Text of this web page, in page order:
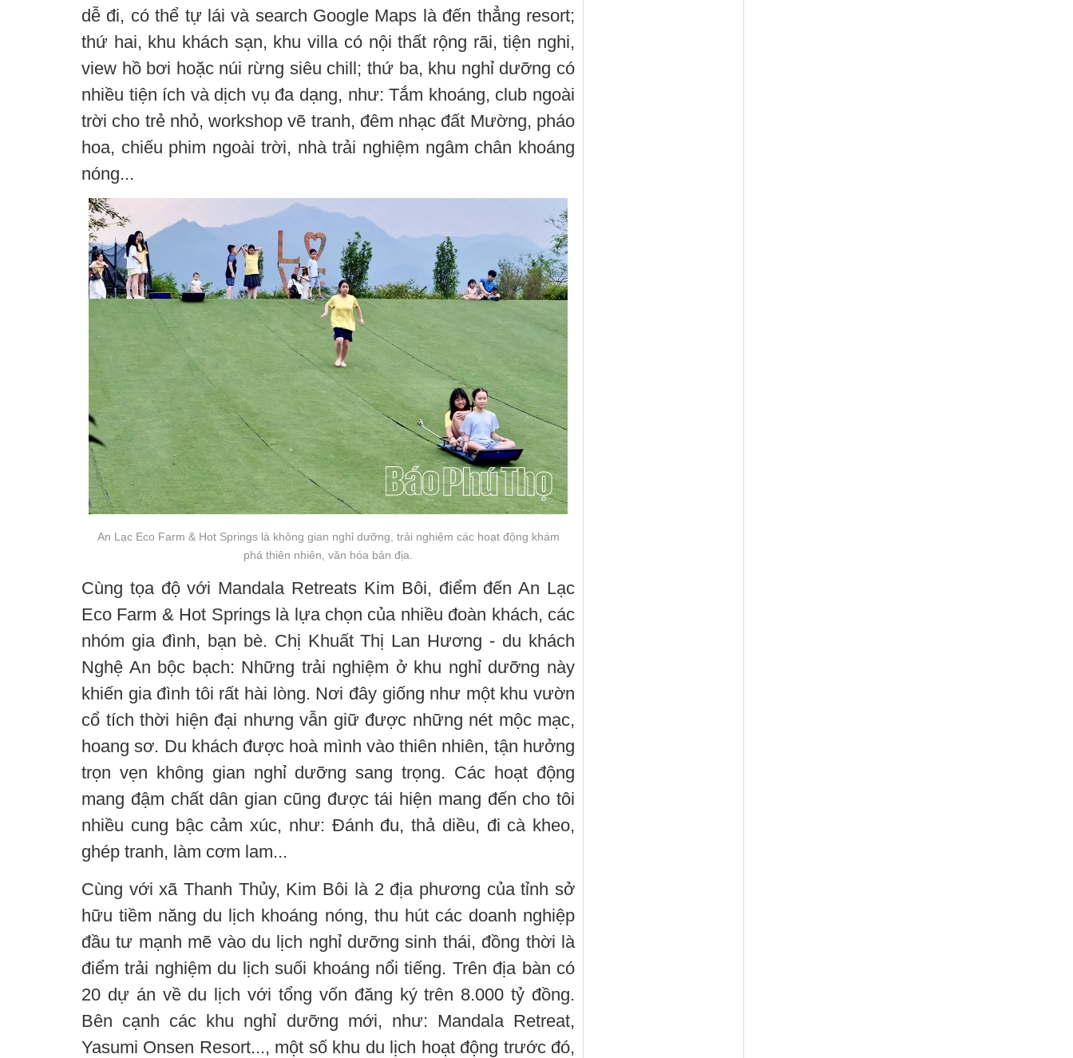
dễ đi, có thể tự lái và search Google Maps là đến thẳng resort;
thứ hai, khu khách sạn, khu villa có nội thất rộng rãi, tiện nghi,
view hồ bơi hoặc núi rừng siêu chill; thứ ba, khu nghỉ dưỡng có
nhiều tiện ích và dịch vụ đa dạng, như: Tắm khoáng, club ngoài
trời cho trẻ nhỏ, workshop vẽ tranh, đêm nhạc đất Mường, pháo
hoa, chiếu phim ngoài trời, nhà trải nghiệm ngâm chân khoáng
nóng...
An Lạc Eco Farm & Hot Springs là không gian nghỉ dưỡng, trải nghiệm các hoạt động khám
phá thiên nhiên, văn hóa bản địa.
Cùng tọa độ với Mandala Retreats Kim Bôi, điểm đến An Lạc
Eco Farm & Hot Springs là lựa chọn của nhiều đoàn khách, các
nhóm gia đình, bạn bè. Chị Khuất Thị Lan Hương - du khách
Nghệ An bộc bạch: Những trải nghiệm ở khu nghỉ dưỡng này
khiến gia đình tôi rất hài lòng. Nơi đây giống như một khu vườn
cổ tích thời hiện đại nhưng vẫn giữ được những nét mộc mạc,
hoang sơ. Du khách được hoà mình vào thiên nhiên, tận hưởng
trọn vẹn không gian nghỉ dưỡng sang trọng. Các hoạt động
mang đậm chất dân gian cũng được tái hiện mang đến cho tôi
nhiều cung bậc cảm xúc, như: Đánh đu, thả diều, đi cà kheo,
ghép tranh, làm cơm lam...
Cùng với xã Thanh Thủy, Kim Bôi là 2 địa phương của tỉnh sở
hữu tiềm năng du lịch khoáng nóng, thu hút các doanh nghiệp
đầu tư mạnh mẽ vào du lịch nghỉ dưỡng sinh thái, đồng thời là
điểm trải nghiệm du lịch suối khoáng nổi tiếng. Trên địa bàn có
20 dự án về du lịch với tổng vốn đăng ký trên 8.000 tỷ đồng.
Bên cạnh các khu nghỉ dưỡng mới, như: Mandala Retreat,
Yasumi Onsen Resort..., một số khu du lịch hoạt động trước đó,